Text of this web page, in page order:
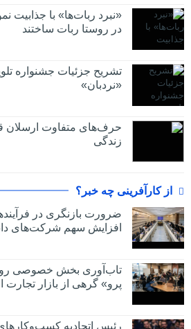
«نبرد ربات‌ها» با جذابیت
در روستا ربات ساختند
تشریح جزئیات جشنواره‌
«نردبان»
حرف‌های متفاوت ارسلان
زندگی
از کارآفرینی چه خبر؟
ضرورت بازنگری در
افزایش سهم شرکت‌های
تاب‌آوری بخش خصوصی رو
پرو» گرهی از بازار تجارت
رئیس اتحادیه